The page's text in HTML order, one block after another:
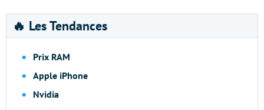
🔥 Les Tendances
Prix RAM
Apple iPhone
Nvidia